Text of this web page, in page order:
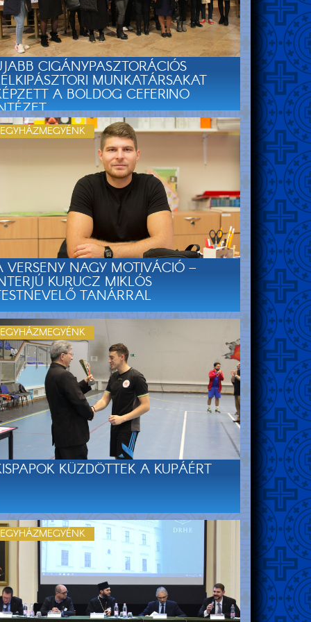
CIGÁNYPASZTORÁCIÓS
MUNKATÁRSAKAT
A BOLDOG CEFERINO
VERSENY NAGY MOTIVÁCIÓ –
KURUCZ MIKLÓS
TANÁRRAL
EGYHÁZMEGYÉNK
KÜZDÖTTEK A KUPÁÉRT
EGYHÁZMEGYÉNK
EGYHÁZMEGYÉNK